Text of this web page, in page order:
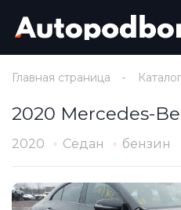
Главная страница Каталог
2020 Mercedes-
2020 Седан бензин